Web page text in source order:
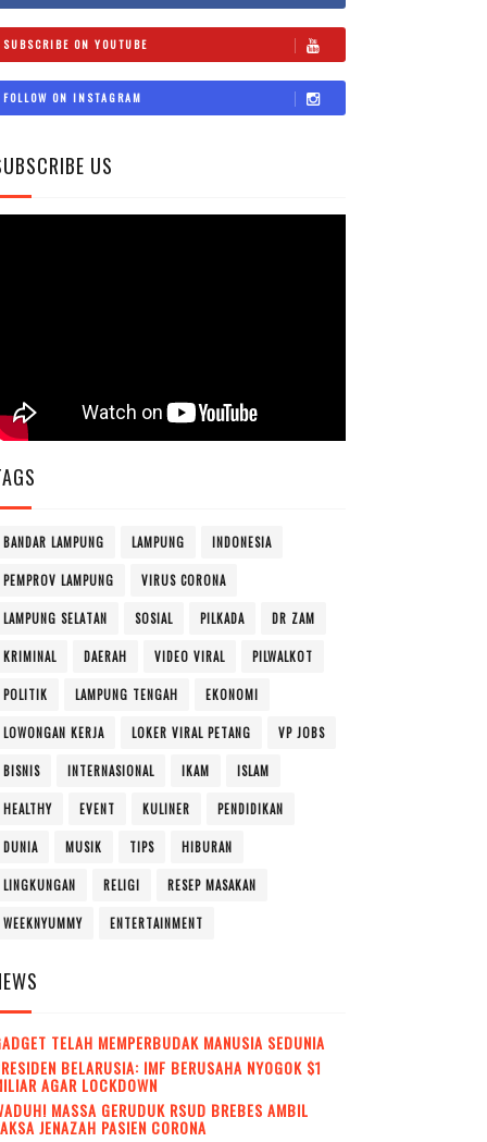
SUBSCRIBE ON YOUTUBE
FOLLOW ON INSTAGRAM
US
BANDAR LAMPUNG LAMPUNG INDONESIA
PEMPROV LAMPUNG VIRUS CORONA
LAMPUNG SELATAN SOSIAL PILKADA DR ZAM
KRIMINAL DAERAH VIDEO VIRAL PILWALKOT
POLITIK LAMPUNG TENGAH EKONOMI
LOWONGAN KERJA LOKER VIRAL PETANG VP JOBS
BISNIS INTERNASIONAL IKAM ISLAM
HEALTHY EVENT KULINER PENDIDIKAN
DUNIA MUSIK TIPS HIBURAN
LINGKUNGAN RELIGI RESEP MASAKAN
WEEKNYUMMY ENTERTAINMENT
TELAH MEMPERBUDAK MANUSIA SEDUNIA
BELARUSIA: IMF BERUSAHA NYOGOK $1
AGAR LOCKDOWN
MASSA GERUDUK RSUD BREBES AMBIL
JENAZAH PASIEN CORONA